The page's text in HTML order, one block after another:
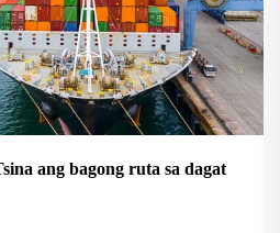
ang bagong ruta sa dagat